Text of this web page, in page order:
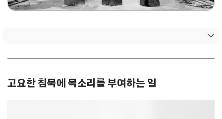
고요한 침묵에 목소리를 부여하는 일